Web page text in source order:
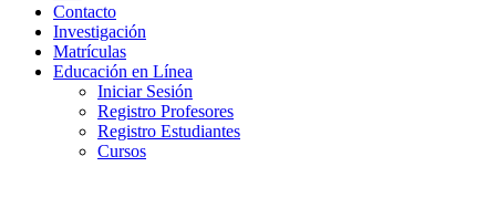
Contacto
Investigación
Matrículas
Educación en Línea
Iniciar Sesión
Registro Profesores
Registro Estudiantes
Cursos